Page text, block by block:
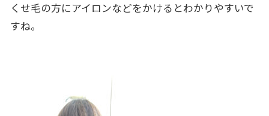
くせ毛の方にアイロンなどをかけるとわかりやすいで
すね。